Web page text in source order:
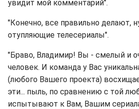
увидит мой комментарий ".
"Конечно, все правильно делают,
отупляющие телесериалы ".
"Браво, Владимир! Вы - смелый и
человек. И команда у Вас
(любого Вашего проекта)
эти... пыль, по сравнению с той
испытывают к Вам, Вашим